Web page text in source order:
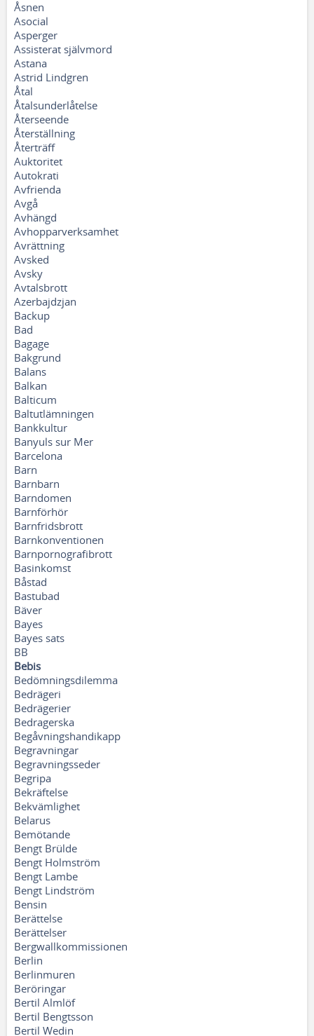
Åsnen
Asocial
Asperger
Assisterat självmord
Astana
Astrid Lindgren
Åtal
Åtalsunderlåtelse
Återseende
Återställning
Återträff
Auktoritet
Autokrati
Avfrienda
Avgå
Avhängd
Avhopparverksamhet
Avrättning
Avsked
Avsky
Avtalsbrott
Azerbajdzjan
Backup
Bad
Bagage
Bakgrund
Balans
Balkan
Balticum
Baltutlämningen
Bankkultur
Banyuls sur Mer
Barcelona
Barn
Barnbarn
Barndomen
Barnförhör
Barnfridsbrott
Barnkonventionen
Barnpornografibrott
Basinkomst
Båstad
Bastubad
Bäver
Bayes
Bayes sats
BB
Bebis
Bedömningsdilemma
Bedrägeri
Bedrägerier
Bedragerska
Begåvningshandikapp
Begravningar
Begravningsseder
Begripa
Bekräftelse
Bekvämlighet
Belarus
Bemötande
Bengt Brülde
Bengt Holmström
Bengt Lambe
Bengt Lindström
Bensin
Berättelse
Berättelser
Bergwallkommissionen
Berlin
Berlinmuren
Beröringar
Bertil Almlöf
Bertil Bengtsson
Bertil Wedin